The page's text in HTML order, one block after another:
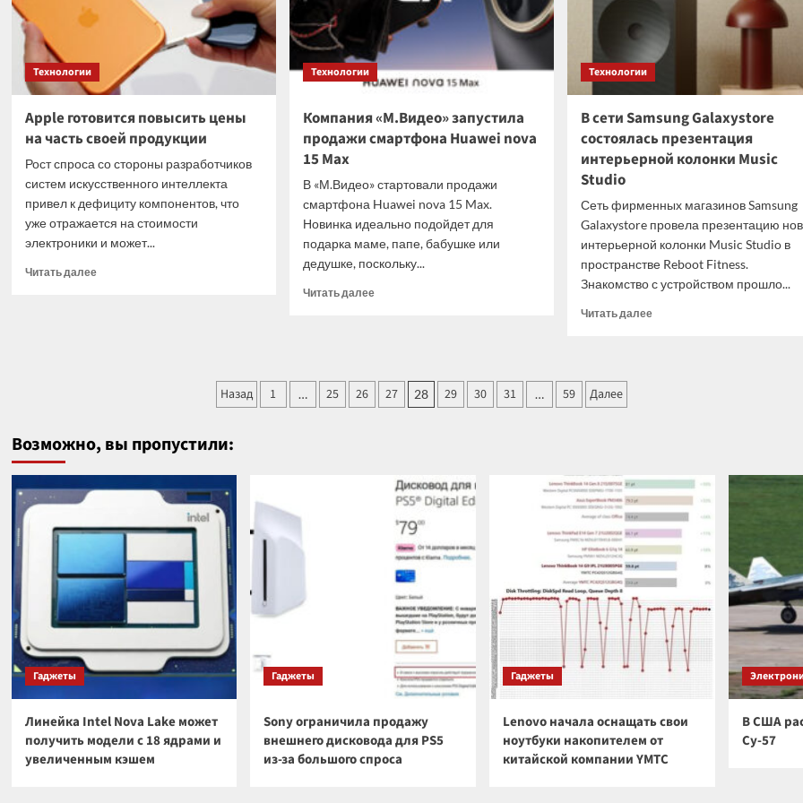
пользователей
Технологии
Apple готовится повысить цены
на часть своей продукции
Рост спроса со стороны разработчиков
систем искусственного интеллекта
привел к дефициту компонентов, что
уже отражается на стоимости
электроники и может...
Читать далееПрочитать
продукции
Технологии
Компания «М.Видео» запустила
продажи смартфона Huawei nova
15 Max
В «М.Видео» стартовали продажи
смартфона Huawei nova 15 Max.
Новинка идеально подойдет для
подарка маме, папе, бабушке или
дедушке, поскольку...
Читать далееПрочитать
продажи
смартфона
Технологии
В сети Samsung Galaxystore
состоялась презентация
интерьерной колонки Music
Studio
Сеть фирменных магазинов Samsung
Galaxystore провела презентацию
интерьерной колонки Music Studio в
пространстве Reboot Fitness.
Знакомство с устройством прошло...
Читать далееПрочитать
колонки
Music
Studio
Пагинация
Назад 1 … 25 26 27 28 29 30 31 … 59 Далее
Возможно, вы пропустили:
Гаджеты
Линейка Intel Nova Lake может
получить модели с 18 ядрами и
увеличенным кэшем
Гаджеты
Sony ограничила продажу
внешнего дисковода для PS5
из-за большого спроса
Гаджеты
Lenovo начала оснащать свои
ноутбуки накопителем от
китайской компании YMTC
В США
Су-57